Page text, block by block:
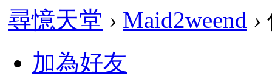
尋憶天堂 › Maid2weend ›
加為好友